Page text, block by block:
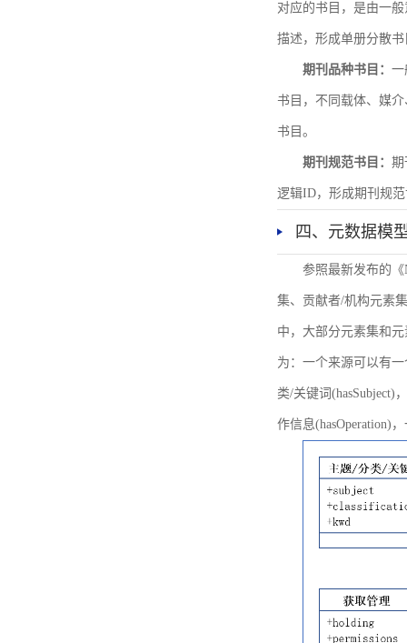
对应的书目，是由一
描述，形成单册分散
期刊品种书目： 一
书目，不同载体、媒
书目。
期刊规范书目： 期
逻辑ID，形成期刊规
四、元数据模
参照最新发布的
集、贡献者/机构元素
中，大部分元素集和
为：一个来源可以有
类/关键词(hasSubject)
作信息(hasOperation)